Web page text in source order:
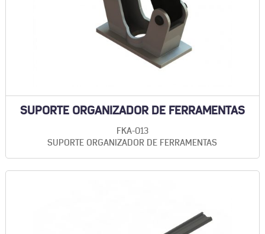
SUPORTE ORGANIZADOR DE FERRAMENTAS
FKA-013
SUPORTE ORGANIZADOR DE FERRAMENTAS